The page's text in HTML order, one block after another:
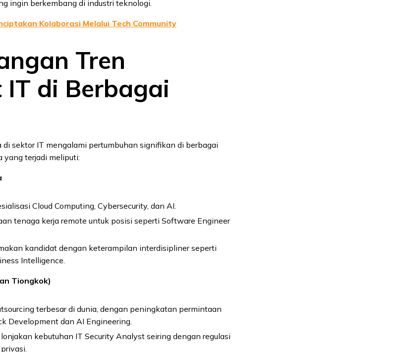
ingin berkembang di industri teknologi.
Kolaborasi Melalui Tech Community
Tren
di Berbagai
di sektor IT mengalami pertumbuhan signifikan di berbagai
yang terjadi meliputi:
Cloud Computing, Cybersecurity, dan AI.
tenaga kerja remote untuk posisi seperti Software Engineer
kandidat dengan keterampilan interdisipliner seperti
Intelligence.
Tiongkok)
terbesar di dunia, dengan peningkatan permintaan
Development dan AI Engineering.
kebutuhan IT Security Analyst seiring dengan regulasi